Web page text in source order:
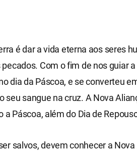
é dar a vida eterna aos seres
Com o fim de nos guiar
dia da Páscoa, e se converteu
seu sangue na cruz. A Nova
Páscoa, além do Dia de
salvos, devem conhecer a Nova